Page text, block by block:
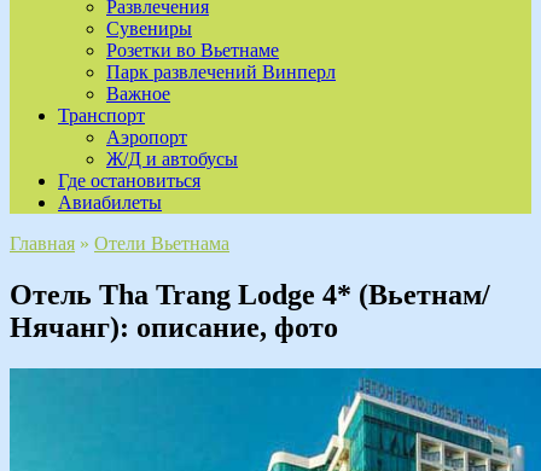
Развлечения
Сувениры
Розетки во Вьетнаме
Парк развлечений Винперл
Важное
Транспорт
Аэропорт
Ж/Д и автобусы
Где остановиться
Авиабилеты
Главная » Отели Вьетнама
Отель Tha Trang Lodge 4* (Bьетнам/
Нячанг): описание, фото